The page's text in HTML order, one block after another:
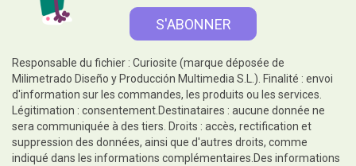
Responsable du fichier : Curiosite (marque déposée de
Milimetrado Diseño y Producción Multimedia S.L.). Finalité : envoi
d'information sur les commandes, les produits ou les services.
Légitimation : consentement.Destinataires : aucune donnée ne
sera communiquée à des tiers. Droits : accès, rectification et
suppression des données, ainsi que d'autres droits, comme
indiqué dans les informations complémentaires.Des informations